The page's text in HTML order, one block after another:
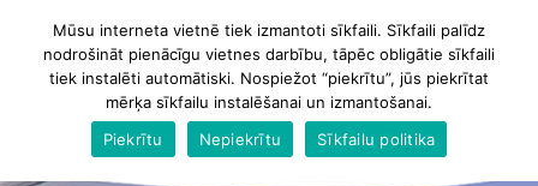
Mūsu interneta vietnē tiek izmantoti sīkfaili. Sīkfaili palīdz
nodrošināt pienācīgu vietnes darbību, tāpēc obligātie sīkfaili
tiek instalēti automātiski. Nospiežot “piekrītu”, jūs piekrītat
mērķa sīkfailu instalēšanai un izmantošanai.
Piekrītu
Nepiekrītu Sīkfailu politika